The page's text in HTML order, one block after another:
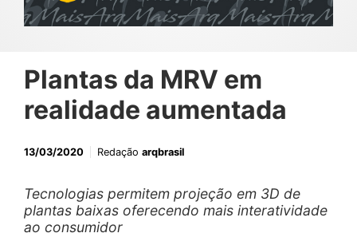
Plantas da MRV em
realidade aumentada
13/03/2020 Redação arqbrasil
Tecnologias permitem projeção em 3D de
plantas baixas oferecendo mais interatividade
ao consumidor